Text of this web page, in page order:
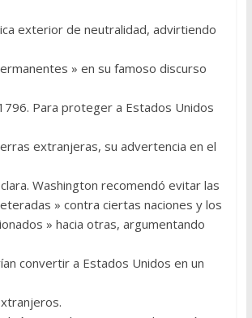
exterior de neutralidad, advirtiendo
» en su famoso discurso
Para proteger a Estados Unidos
extranjeras, su advertencia en el
Washington recomendó evitar las
» contra ciertas naciones y los
» hacia otras, argumentando
convertir a Estados Unidos en un